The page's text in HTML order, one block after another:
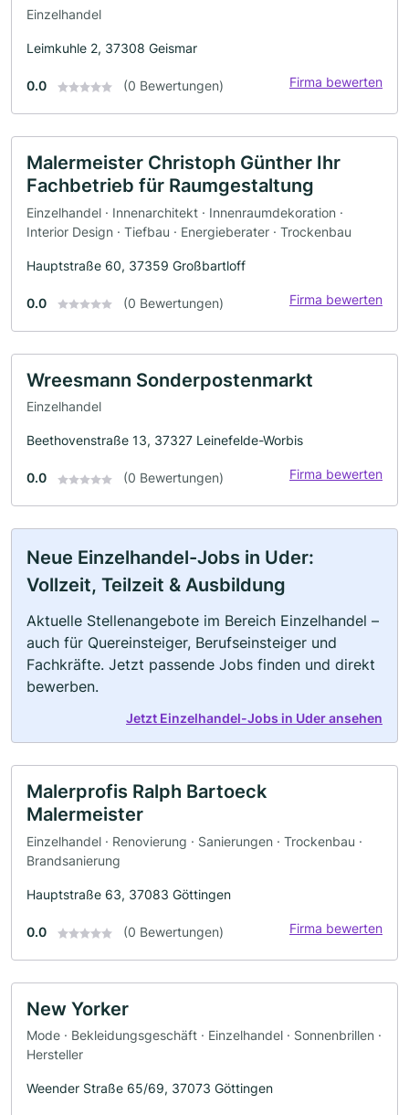
Einzelhandel
Leimkuhle 2, 37308 Geismar
0.0 (0 Bewertungen) Firma bewerten
Malermeister Christoph Günther Ihr
Fachbetrieb für Raumgestaltung
Einzelhandel · Innenarchitekt · Innenraumdekoration ·
Interior Design · Tiefbau · Energieberater · Trockenbau
Hauptstraße 60, 37359 Großbartloff
0.0 (0 Bewertungen) Firma bewerten
Wreesmann Sonderpostenmarkt
Einzelhandel
Beethovenstraße 13, 37327 Leinefelde-Worbis
0.0 (0 Bewertungen) Firma bewerten
Neue Einzelhandel-Jobs in Uder:
Vollzeit, Teilzeit & Ausbildung
Aktuelle Stellenangebote im Bereich Einzelhandel –
auch für Quereinsteiger, Berufseinsteiger und
Fachkräfte. Jetzt passende Jobs finden und direkt
bewerben.
Jetzt Einzelhandel-Jobs in Uder ansehen
Malerprofis Ralph Bartoeck
Malermeister
Einzelhandel · Renovierung · Sanierungen · Trockenbau ·
Brandsanierung
Hauptstraße 63, 37083 Göttingen
0.0 (0 Bewertungen) Firma bewerten
New Yorker
Mode · Bekleidungsgeschäft · Einzelhandel · Sonnenbrillen ·
Hersteller
Weender Straße 65/69, 37073 Göttingen